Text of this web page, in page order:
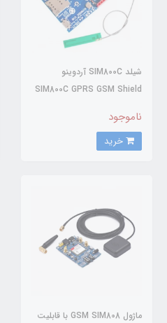
شیلد SIM800C آردوینو
SIM800C GPRS GSM Shield
ناموجود
خرید
ماژول GSM SIM808 با قابلیت